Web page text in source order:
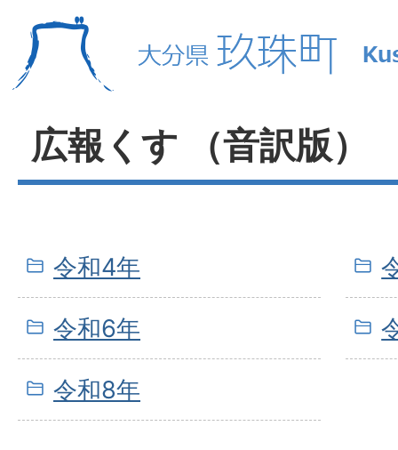
広報くす （音訳版）
令和4年
令和6年
令和8年